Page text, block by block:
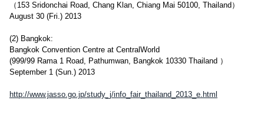
（153 Sridonchai Road, Chang Klan, Chiang Mai 50100, Thailand）
August 30 (Fri.) 2013
(2) Bangkok:
Bangkok Convention Centre at CentralWorld
(999/99 Rama 1 Road, Pathumwan, Bangkok 10330 Thailand ）
September 1 (Sun.) 2013
http://www.jasso.go.jp/study_j/info_fair_thailand_2013_e.html